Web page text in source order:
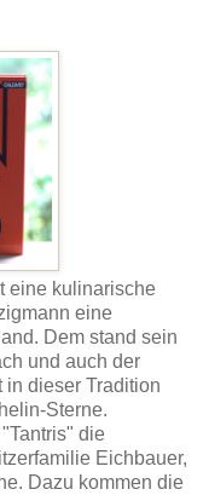
eine kulinarische
eine
Dem stand sein
und auch der
dieser Tradition
Sterne.
die
Eichbauer,
Dazu kommen die